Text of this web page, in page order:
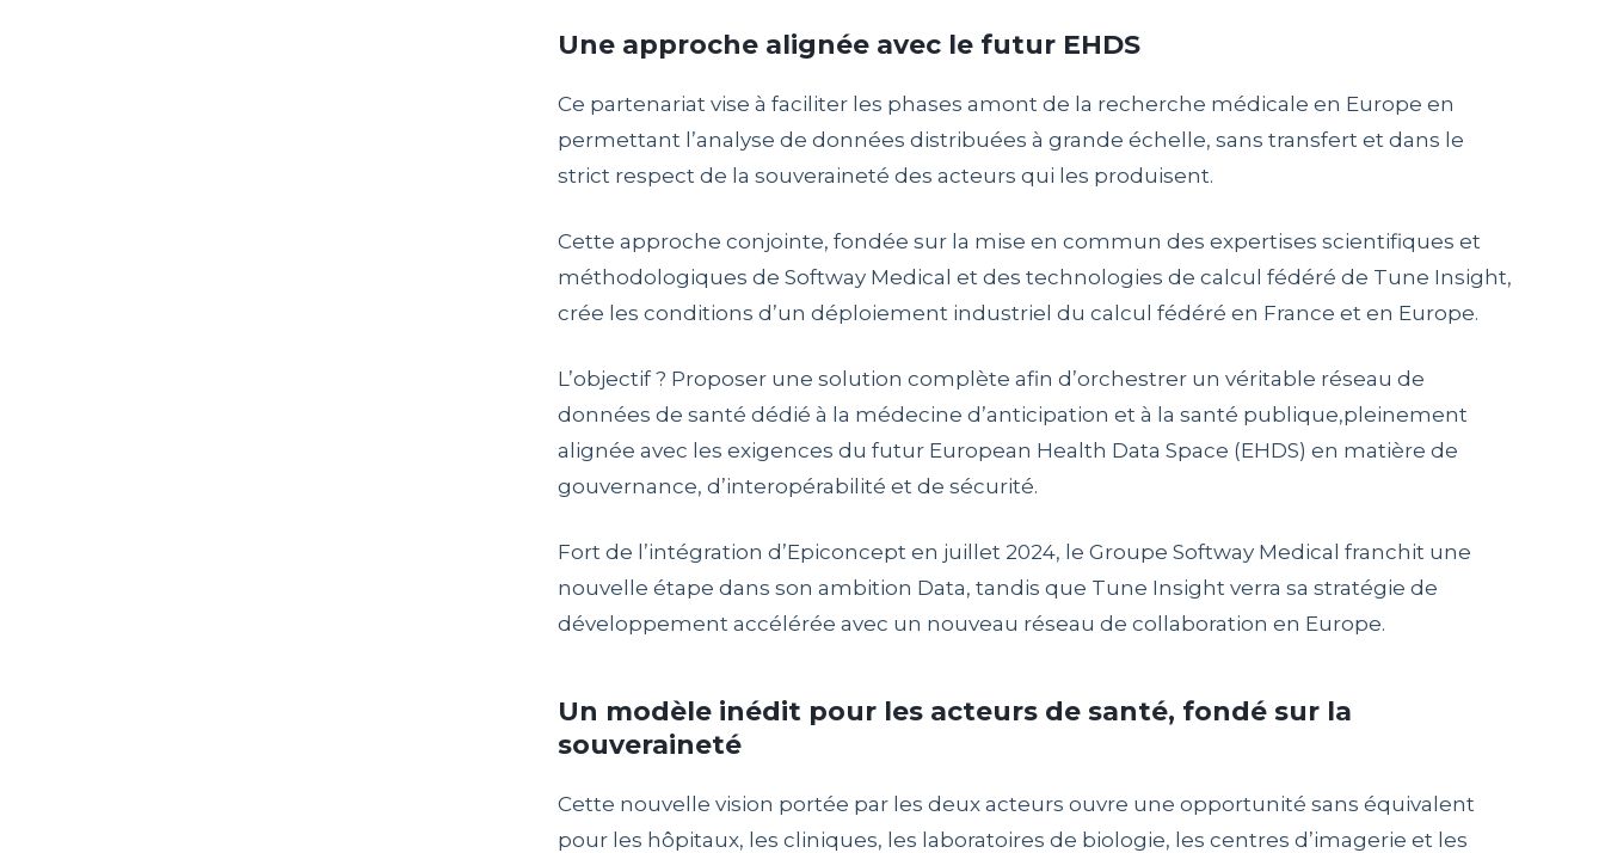
Une approche alignée avec le futur EHDS
Ce partenariat vise à faciliter les phases amont de la recherche médicale en Europe en
permettant l’analyse de données distribuées à grande échelle, sans transfert et dans le
strict respect de la souveraineté des acteurs qui les produisent.
Cette approche conjointe, fondée sur la mise en commun des expertises scientifiques et
méthodologiques de Softway Medical et des technologies de calcul fédéré de Tune Insight,
crée les conditions d’un déploiement industriel du calcul fédéré en France et en Europe.
L’objectif ? Proposer une solution complète afin d’orchestrer un véritable réseau de
données de santé dédié à la médecine d’anticipation et à la santé publique,pleinement
alignée avec les exigences du futur European Health Data Space (EHDS) en matière de
gouvernance, d’interopérabilité et de sécurité.
Fort de l’intégration d’Epiconcept en juillet 2024, le Groupe Softway Medical franchit une
nouvelle étape dans son ambition Data, tandis que Tune Insight verra sa stratégie de
développement accélérée avec un nouveau réseau de collaboration en Europe.
Un modèle inédit pour les acteurs de santé, fondé sur la
souveraineté
Cette nouvelle vision portée par les deux acteurs ouvre une opportunité sans équivalent
pour les hôpitaux, les cliniques, les laboratoires de biologie, les centres d’imagerie et les